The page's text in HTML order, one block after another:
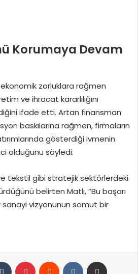
Korumaya Devam
zorluklara rağmen
ve ihracat kararlılığını
ifade etti. Artan finansman
baskılarına rağmen, firmaların
gösterdiği ivmenin
olduğunu söyledi.
ve tekstil gibi stratejik sektörlerdeki
belirten Matlı, “Bu başarı
sanayi vizyonunun somut bir
Tumblr Pinterest Reddit VKontakte